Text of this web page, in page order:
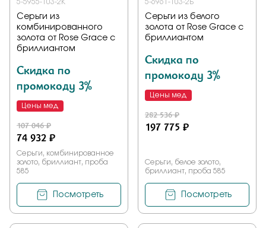
5-5955-103-2К
Серьги из
комбинированного
золота от Rose Grace с
бриллиантом
Скидка по
промокоду 3%
Цены мед
107 046 ₽
74 932 ₽
Серьги, комбинированное
золото, бриллиант, проба
585
Посмотреть
5-6961-103-2Б
Серьги из белого
золота от Rose Grace с
бриллиантом
Скидка по
промокоду 3%
Цены мед
282 536 ₽
197 775 ₽
Серьги, белое золото,
бриллиант, проба 585
Посмотреть